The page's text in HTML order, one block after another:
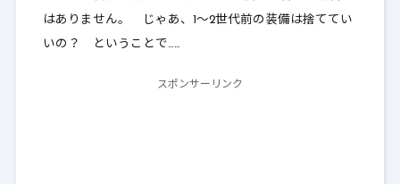
はありません。 じゃあ、1～2世代前の装備は捨ててい
いの？ ということで……
スポンサーリンク